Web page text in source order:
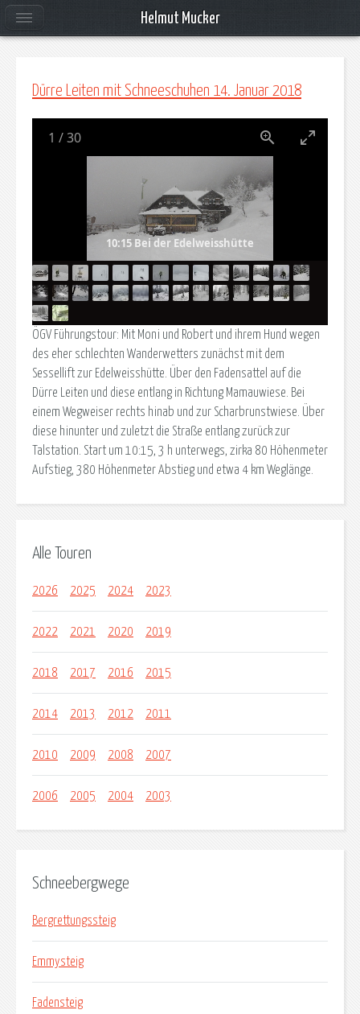
Dürre Leiten mit Schneeschuhen 14. Januar 2018
10:15 Bei der Edelweisshütte
1 /30
ÖGV Führungstour: Mit Moni und Robert und ihrem Hund wegen
des eher schlechten Wanderwetters zunächst mit dem
Sessellift zur Edelweisshütte. Über den Fadensattel auf die
Dürre Leiten und diese entlang in Richtung Mamauwiese. Bei
einem Wegweiser rechts hinab und zur Scharbrunstwiese. Über
diese hinunter und zuletzt die Straße entlang zurück zur
Talstation. Start um 10:15, 3 h unterwegs, zirka 80 Höhenmeter
Aufstieg, 380 Höhenmeter Abstieg und etwa 4 km Weglänge.
Alle Touren
2026 2025 2024 2023
2022 2021 2020 2019
2018 2017 2016 2015
2014 2013 2012 2011
2010 2009 2008 2007
2006 2005 2004 2003
Schneebergwege
Bergrettungssteig
Emmysteig
Fadensteig
Helmut Mucker